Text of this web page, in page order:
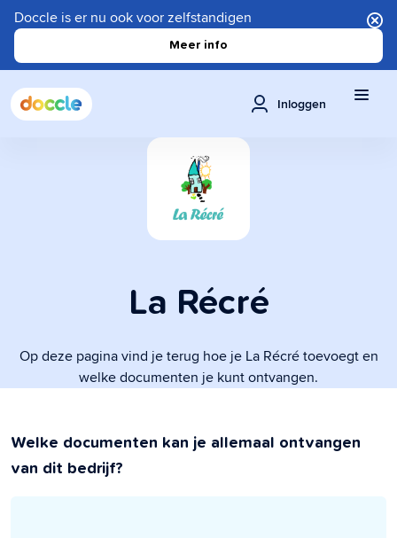
Doccle is er nu ook voor zelfstandigen
Meer info
Inloggen
La Récré
Op deze pagina vind je terug hoe je La Récré toevoegt en
welke documenten je kunt ontvangen.
Welke documenten kan je allemaal ontvangen
van dit bedrijf?